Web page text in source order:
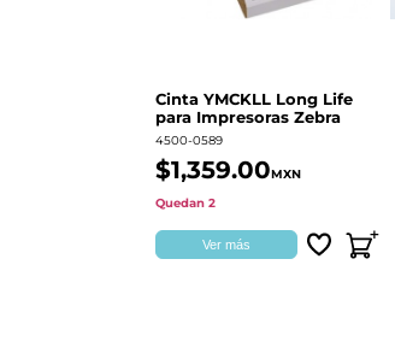
Cinta YMCKLL Long Life
para Impresoras Zebra
4500-0589
$1,359.00MXN
Quedan 2
Ver más